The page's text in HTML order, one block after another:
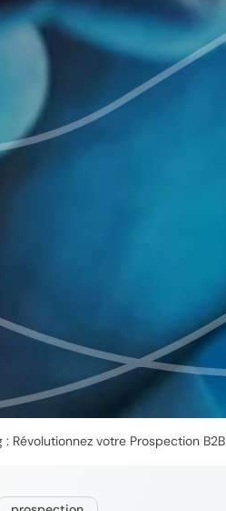
: Révolutionnez votre Prospection B2B